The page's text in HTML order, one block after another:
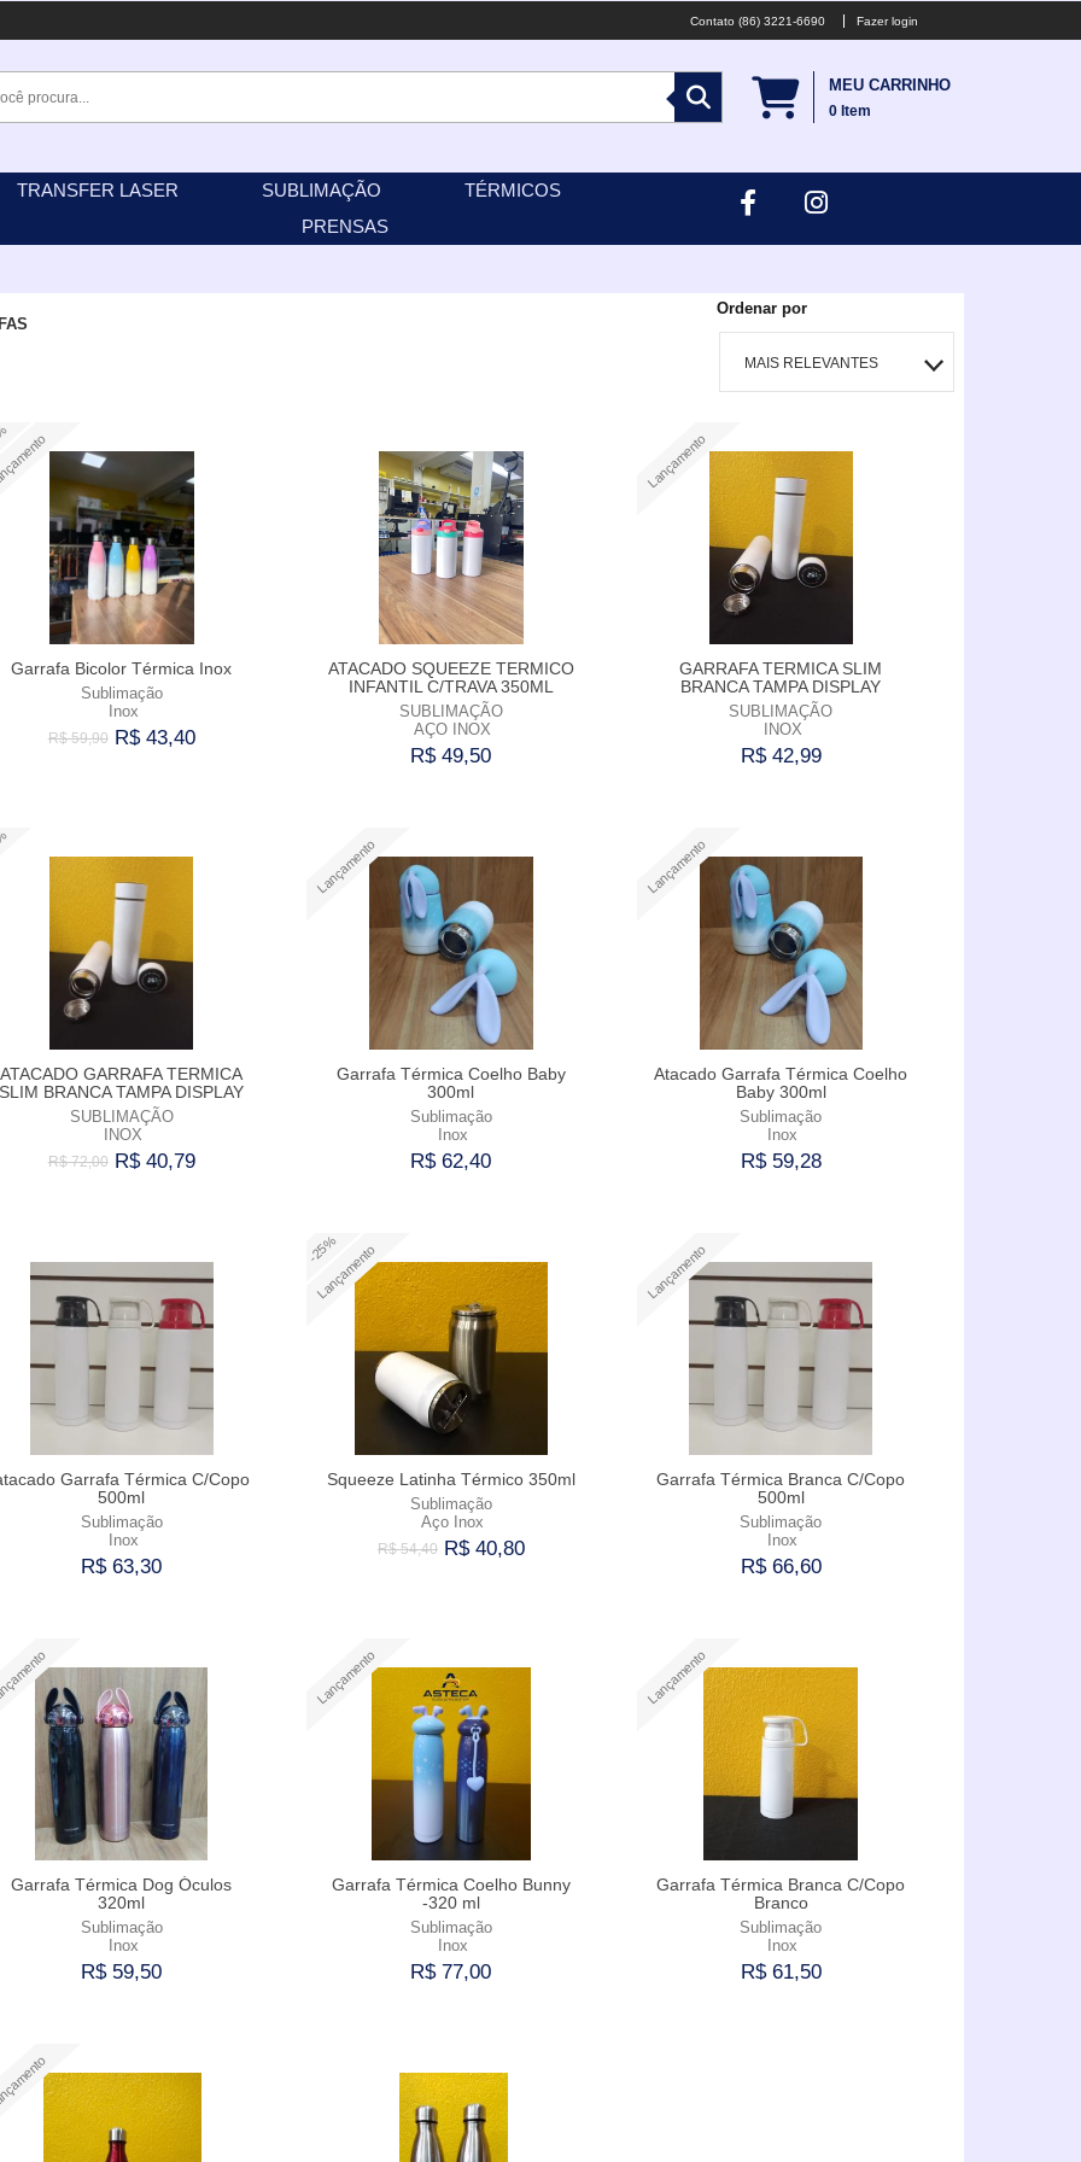
(86) 3221-6690 Fazer login
MEU CARRINHO
0 Item
TRANSFER LASER SUBLIMAÇÃO
TÉRMICOS
PRENSAS
Ordenar por
MAIS RELEVANTES
MENOR PREÇO
MAIOR PREÇO
A - Z
Garrafa Bicolor Térmica Inox
Sublimação
Inox
R$ 59,90 R$ 43,40
ATACADO SQUEEZE TERMICO
INFANTIL C/TRAVA 350ML
SUBLIMAÇÃO
AÇO INOX
R$ 49,50
Lançamento
GARRAFA TERMICA SLIM
BRANCA TAMPA DISPLAY
SUBLIMAÇÃO
INOX
R$ 42,99
ATACADO GARRAFA TERMICA
SLIM BRANCA TAMPA DISPLAY
SUBLIMAÇÃO
INOX
R$ 72,00 R$ 40,79
Lançamento
Garrafa Térmica Coelho Baby
300ml
Sublimação
Inox
R$ 62,40
Lançamento
Atacado Garrafa Térmica Coelho
Baby 300ml
Sublimação
Inox
R$ 59,28
Garrafa Térmica C/Copo
500ml
Sublimação
Inox
R$ 63,30
-25%
Lançamento
Squeeze Latinha Térmico 350ml
Sublimação
Aço Inox
R$ 54,40 R$ 40,80
Lançamento
Garrafa Térmica Branca C/Copo
500ml
Sublimação
Inox
R$ 66,60
Garrafa Térmica Dog Óculos
320ml
Sublimação
Inox
R$ 59,50
Lançamento
Garrafa Térmica Coelho Bunny
-320 ml
Sublimação
Inox
R$ 77,00
Lançamento
Garrafa Térmica Branca C/Copo
Branco
Sublimação
Inox
R$ 61,50